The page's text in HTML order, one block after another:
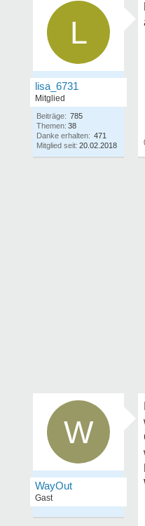
L
lisa_6731
Mitglied
Beiträge: 785
Themen: 38
Danke erhalten: 471
Mitglied seit: 20.02.2018
W
WayOut
Gast